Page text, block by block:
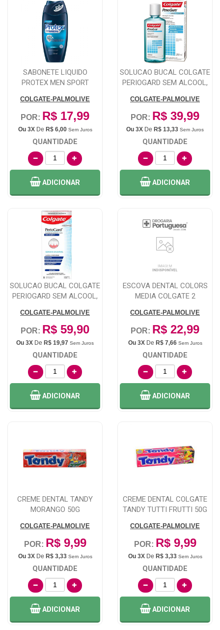
SABONETE LIQUIDO
PROTEX MEN SPORT
COLGATE-PALMOLIVE
POR: R$ 17,99
Ou 3XDe R$ 6,00 Sem Juros
QUANTIDADE
ADICIONAR
SOLUCAO BUCAL COLGATE
PERIOGARD SEM ALCOOL,
COLGATE-PALMOLIVE
POR: R$ 39,99
Ou 3X De R$ 13,33 Sem Juros
QUANTIDADE
ADICIONAR
SOLUCAO BUCAL COLGATE
PERIOGARD SEM ALCOOL,
COLGATE-PALMOLIVE
POR: R$ 59,90
Ou 3X De R$ 19,97 Sem Juros
QUANTIDADE
ADICIONAR
ESCOVA DENTAL COLORS
MEDIA COLGATE 2
COLGATE-PALMOLIVE
POR: R$ 22,99
Ou 3XDe R$ 7,66 Sem Juros
QUANTIDADE
ADICIONAR
CREME DENTAL TANDY
MORANGO 50G
COLGATE-PALMOLIVE
POR: R$ 9,99
Ou 3XDe R$ 3,33 Sem Juros
QUANTIDADE
ADICIONAR
CREME DENTAL COLGATE
TANDY TUTTI FRUTTI 50G
COLGATE-PALMOLIVE
POR: R$ 9,99
Ou 3XDe R$ 3,33 Sem Juros
QUANTIDADE
ADICIONAR